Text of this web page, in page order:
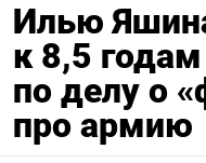
Илью
к 8,5
по делу о
про армию